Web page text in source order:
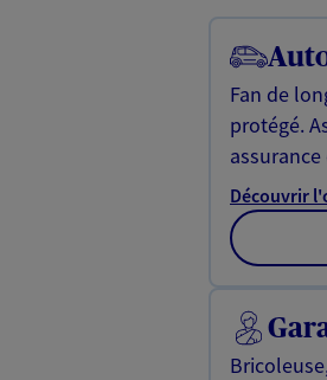
Fan de
protégé.
Découvrir